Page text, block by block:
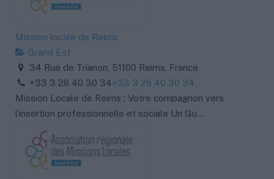
Mission locale de Reims
Grand Est
34 Rue de Trianon, 51100 Reims, France
+33 3 26 40 30 34+33 3 26 40 30 34
Mission Locale de Reims : Votre compagnon vers
l’insertion professionnelle et sociale Un Gu...